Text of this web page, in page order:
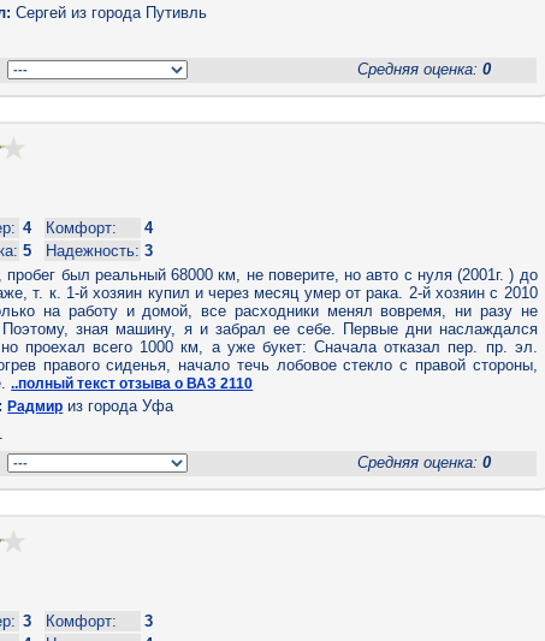
Сергей из города Путивль
Средняя оценка: 0
4 Комфорт:
4
5 Надежность: 3
был реальный 68000 км, не поверите, но авто с нуля (2001г. ) до
т. к. 1-й хозяин купил и через месяц умер от рака. 2-й хозяин с 2010
на работу и домой, все расходники менял вовремя, ни разу не
зная машину, я и забрал ее себе. Первые дни наслаждался
проехал всего 1000 км, а уже букет: Сначала отказал пер. пр. эл.
правого сиденья, начало течь лобовое стекло с правой стороны,
..полный текст отзыва о ВАЗ 2110
Радмир из города Уфа
Средняя оценка: 0
3 Комфорт:
3